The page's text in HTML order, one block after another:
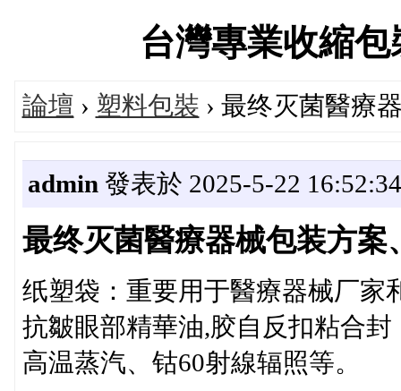
台灣專業收縮
論壇 › 塑料包裝 › 最终灭菌醫療
admin 發表於 2025-5-22 16:52:34
最终灭菌醫療器械包装方案
纸塑袋：重要用于醫療器械厂家
抗皺眼部精華油,胶自反扣粘合
高温蒸汽、钴60射線辐照等。